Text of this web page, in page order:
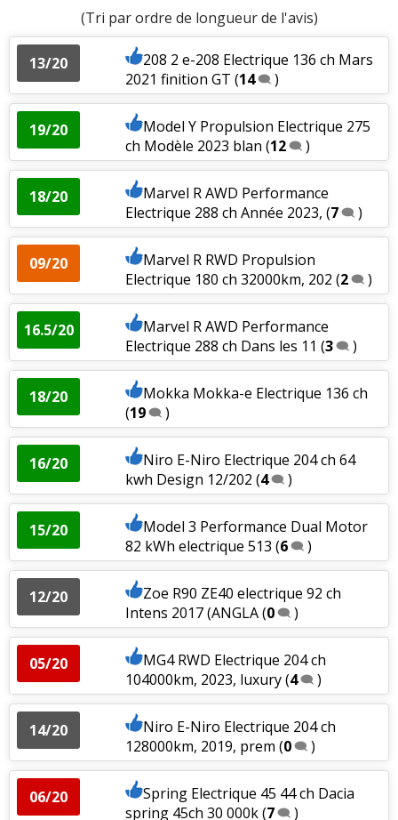
Consommation moyenne :7 litres
Problèmes rencontrés :
problème de boitier de
freinage, changement sous garantie mais presque 2
mois d'attente.
Note :
Prix assurance :840 euros/an (Assureur : MAAF)
(type de contrat : TAQUET) (Bonus/Malus : 50)
Commenter cet avis
(Votre post sera visible sous le commentaire
après validation)
Tous les autresavis >>
(Tri par ordre de longueur de l'avis)
13/20
208 2 e-208 Electrique 136 ch Mars
2021 finition GT (14 )
19/20
Model Y Propulsion Electrique 275
ch Modèle 2023 blan (12 )
18/20
Marvel R AWD Performance
Electrique 288 ch Année 2023, (7 )
09/20
Marvel R RWD Propulsion
Electrique 180 ch 32000km, 202 (2 )
16.5/20
Marvel R AWD Performance
Electrique 288 ch Dans les 11 (3 )
18/20
Mokka Mokka-e Electrique 136 ch
(19 )
16/20
Niro E-Niro Electrique 204 ch 64
kwh Design 12/202 (4 )
15/20
Model 3 Performance Dual Motor
82 kWh electrique 513 (6 )
12/20
Zoe R90 ZE40 electrique 92 ch
Intens 2017 (ANGLA(0 )
05/20
MG4 RWD Electrique 204 ch
104000km, 2023, luxury(4 )
14/20
Niro E-Niro Electrique 204 ch
128000km, 2019, prem (0 )
06/20
Spring Electrique 45 44 ch Dacia
spring 45ch 30 000k(7 )